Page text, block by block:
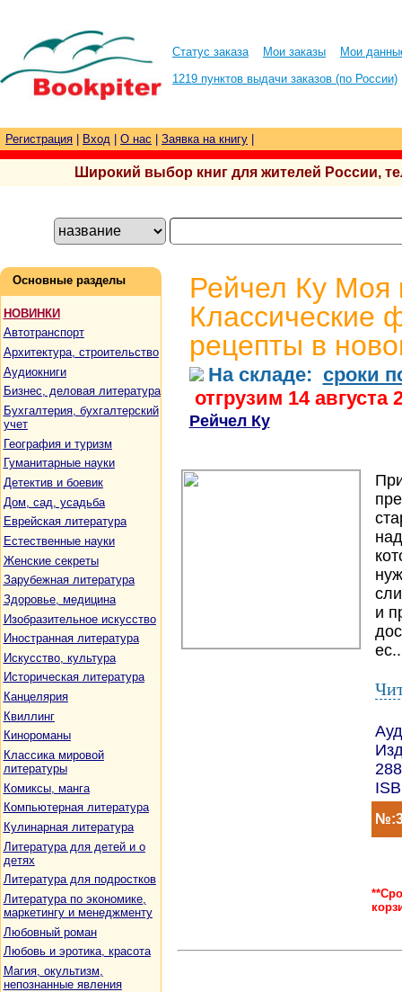
Статус заказа Мои заказы
Мои
1219 пунктов выдачи заказов (по России)
Регистрация Вход О нас Заявка на книгу
Широкий выбор книг для жителей России,
Основные разделы
НОВИНКИ
Автотранспорт
Архитектура, строительство
Аудиокниги
Бизнес, деловая литература
Бухгалтерия, бухгалтерский
учет
География и туризм
Гуманитарные науки
Детектив и боевик
Дом, сад, усадьба
Еврейская литература
Естественные науки
Женские секреты
Зарубежная литература
Здоровье, медицина
Изобразительное искусство
Иностранная литература
Искусство, культура
Историческая литература
Канцелярия
Квиллинг
Кинороманы
Классика мировой
литературы
Комиксы, манга
Компьютерная литература
Кулинарная литература
Литература для детей и о
детях
Литература для подростков
Литература по экономике,
маркетингу и менеджменту
Любовный роман
Любовь и эротика, красота
Магия, окультизм,
непознанные явления
Рейчел Ку Моя
Классические
рецепты в
На складе: сроки
отгрузим 14 августа
Рейчел Ку
и